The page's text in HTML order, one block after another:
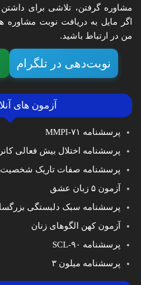
مشاوره گرفتن، تلاشی برای
اگر مایل به دریافت نوبت مشاوره
من در ارتباط باشید.
نوبت‌دهی در تلگرام
آزمون های
پرسشنامه MMPI-۷۱
پرسشنامه اختلال بیش فعالی
پرسشنامه صفات تاریک شخصیت
آزمون ۵ زبان عشق
پرسشنامه سبک دلبستگی
آزمون کهن الگوهای زنان
پرسشنامه SCL-۹۰
پرسشنامه میلون ۳